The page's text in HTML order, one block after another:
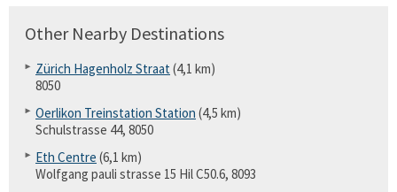
Other Nearby Destinations
Zürich Hagenholz Straat(4,1 km)
8050
Oerlikon Treinstation Station (4,5 km)
Schulstrasse 44, 8050
Eth Centre (6,1 km)
Wolfgang pauli strasse 15 Hil C50.6, 8093